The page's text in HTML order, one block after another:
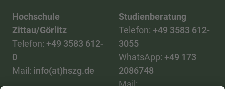
Hochschule
Zittau/Görlitz
Telefon: +49 3583 612-
0
Mail: info(at)hszg.de
Studienberatung
Telefon: +49 3583 612-
3055
WhatsApp: +49 173
2086748
Mail: